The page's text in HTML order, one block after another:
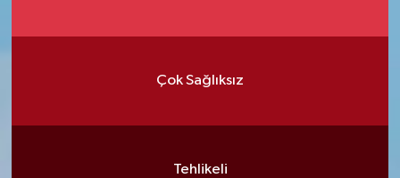
Çok Sağlıksız
Tehlikeli